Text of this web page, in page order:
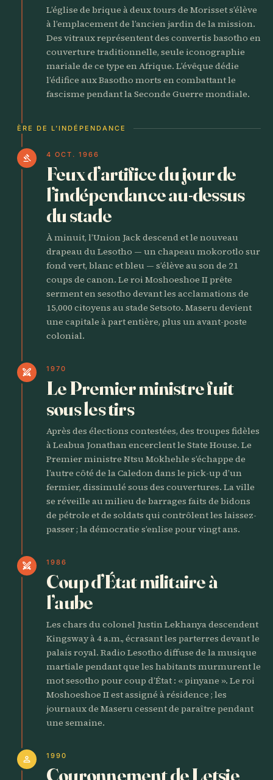
L’église de brique à deux tours de Morisset s’élève
à l’emplacement de l’ancien jardin de la mission.
Des vitraux représentent des convertis basotho en
couverture traditionnelle, seule iconographie
mariale de ce type en Afrique. L’évêque dédie
l’édifice aux Basotho morts en combattant le
fascisme pendant la Seconde Guerre mondiale.
ÈRE DE L’INDÉPENDANCE
gavel 4 OCT. 1966
Feux d’artifice du jour de
l’indépendance au-dessus
du stade
À minuit, l’Union Jack descend et le nouveau
drapeau du Lesotho — un chapeau mokorotlo sur
fond vert, blanc et bleu — s’élève au son de 21
coups de canon. Le roi Moshoeshoe II prête
serment en sesotho devant les acclamations de
15,000 citoyens au stade Setsoto. Maseru devient
une capitale à part entière, plus un avant-poste
colonial.
swords 1970
Le Premier ministre fuit
sous les tirs
Après des élections contestées, des troupes fidèles
à Leabua Jonathan encerclent le State House. Le
Premier ministre Ntsu Mokhehle s’échappe de
l’autre côté de la Caledon dans le pick-up d’un
fermier, dissimulé sous des couvertures. La ville
se réveille au milieu de barrages faits de bidons
de pétrole et de soldats qui contrôlent les laissez-
passer ; la démocratie s’enlise pour vingt ans.
swords 1986
Coup d’État militaire à
l’aube
Les chars du colonel Justin Lekhanya descendent
Kingsway à 4 a.m., écrasant les parterres devant le
palais royal. Radio Lesotho diffuse de la musique
martiale pendant que les habitants murmurent le
mot sesotho pour coup d’État : « pinyane ». Le roi
Moshoeshoe II est assigné à résidence ; les
journaux de Maseru cessent de paraître pendant
une semaine.
person 1990
Couronnement de Letsie